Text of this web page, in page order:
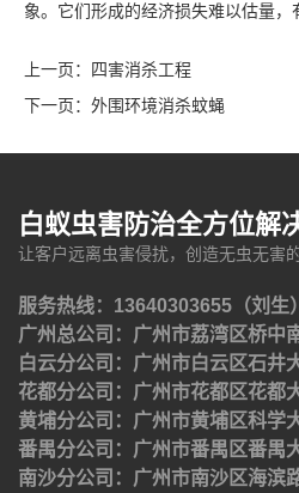
象。它们形成的经济损失难以估量，
上一页：
四害消杀工程
下一页： 外围环境消杀蚊蝇
白蚁虫害防治全方位解
让客户远离虫害侵扰，创造无虫无害
服务热线：13640303655（刘生）
广州总公司：广州市荔湾区桥中
白云分公司：广州市白云区石井
花都分公司：广州市花都区花都
黄埔分公司：广州市黄埔区科学
番禺分公司：广州市番禺区番禺
南沙分公司：广州市南沙区海滨